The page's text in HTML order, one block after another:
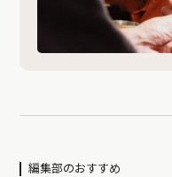
編集部のおすすめ